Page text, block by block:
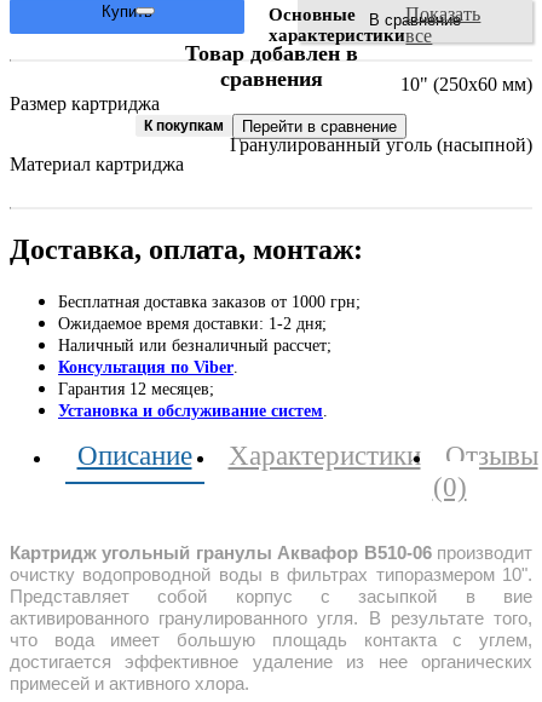
В сравнение
Купить
Основные
характеристики
Показать
все
Размер картриджа
10" (250х60 мм)
Материал картриджа
Гранулированный уголь (насыпной)
Доставка, оплата, монтаж:
Бесплатная доставка заказов от 1000 грн;
Ожидаемое время доставки: 1-2 дня;
Наличный или безналичный рассчет;
Консультация по Viber
Гарантия 12 месяцев;
Установка и обслуживание систем
Описание Характеристики
Отзывы
(0)
Картридж угольный гранулы Аквафор B510-06 производит
очистку водопроводной воды в фильтрах типоразмером 10".
Представляет собой корпус с засыпкой в вие
активированного гранулированного угля. В результате того,
что вода имеет большую площадь контакта с углем,
достигается эффективное удаление из нее органических
примесей и активного хлора.
Товар добавлен в
сравнения
К покупкам Перейти в сравнение